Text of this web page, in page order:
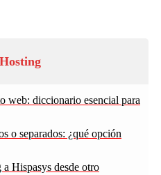
web: diccionario esencial para
o separados: ¿qué opción
Hispasys desde otro